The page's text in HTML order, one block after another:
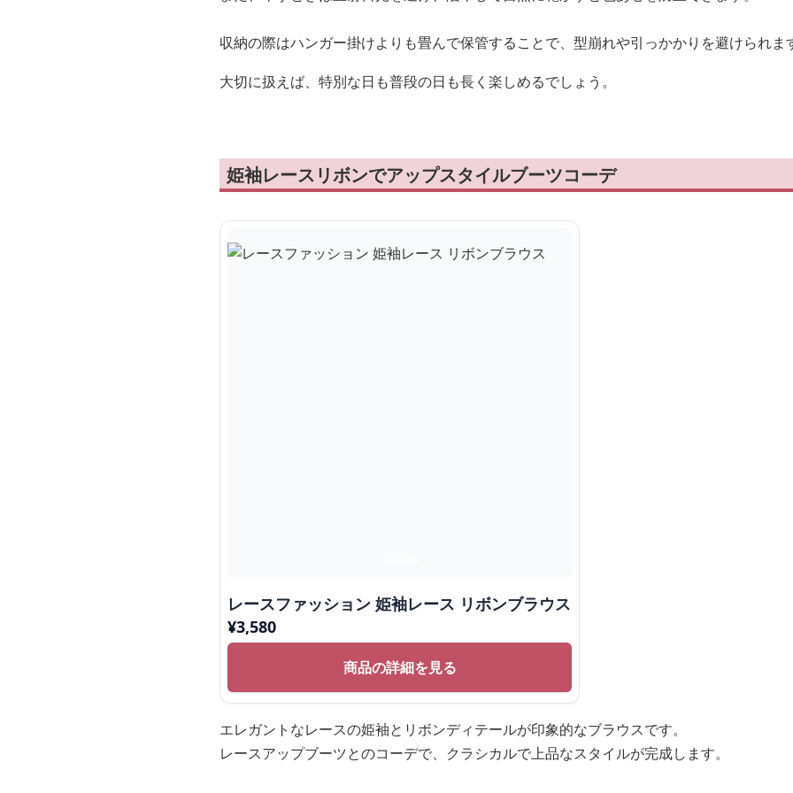
収納の際はハンガー掛けよりも畳んで保管することで、型崩れや引っかかりを避けられま
大切に扱えば、特別な日も普段の日も長く楽しめるでしょう。
姫袖レースリボンでアップスタイルブーツコーデ
レースファッション 姫袖レース リボンブラウス
¥3,580
商品の詳細を見る
エレガントなレースの姫袖とリボンディテールが印象的なブラウスです。
レースアップブーツとのコーデで、クラシカルで上品なスタイルが完成します。